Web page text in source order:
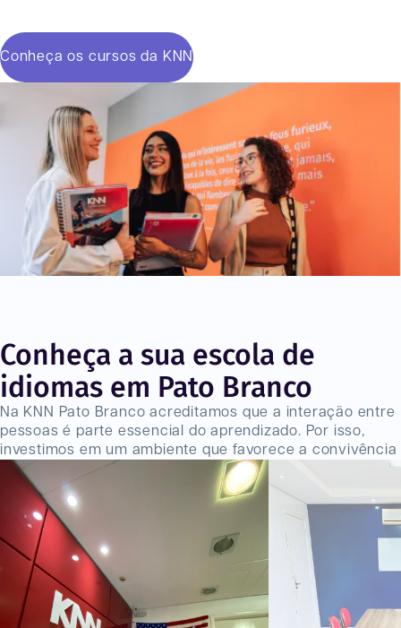
Conheça os cursos da KNN
Conheça a sua escola de
idiomas em Pato Branco
Na KNN Pato Branco acreditamos que a interação entre
pessoas é parte essencial do aprendizado. Por isso,
investimos em um ambiente que favorece a convivência